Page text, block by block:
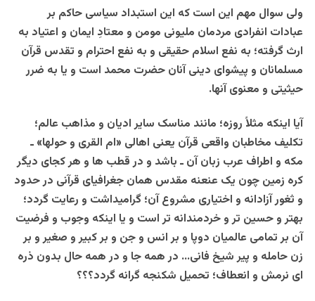
ولی سوال مهم این است که این استبداد سیاسی حاکم بر
عبادات انفرادی مردمان ملیونی مومن و معتادِ ایمان و اعتیاد به
ارث گرفته؛ به نفع اسلام حقیقی و به نفع احترام و تقدس قرآن
مسلمانان و پیشوای دینی آنان حضرت محمد است و یا به ضرر
حیثیتی و معنوی آنها.
آیا اینکه مثلاً روزه؛ مانند مناسک سایر ادیان و مذاهب عالم؛
تکلیف مخاطبان واقعی قرآن یعنی اهالی «ام القری و حولها» ـ
مکه و اطراف عرب زبان آن ـ باشد و در قطب ها و هر کجای دیگر
کره زمین چون یک عنعنه مقدس همان جغرافیای قرآنی در حدود
و ثغور آزادانه و اختیاری مشروع آن؛ گرامیداشت و رعایت گردد؛
بهتر و حسین تر و خردمندانه تر است و یا اینکه وجوب و فرضیت
آن بر تمامی عالمیان دوپا و بر انس و جن و بر کبیر و صغیر و بر
زن حامله و پیر شیخ فانی… در همه جا و در همه حال بدون ذره
ای نرمش و انعطاف؛ تحمیل شکنجه گرانه گردد؟؟؟